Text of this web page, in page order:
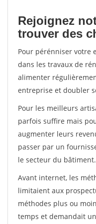
Rejoignez
trouver des
Pour pérénniser votre
dans les travaux de
alimenter
entreprise et doubler
Pour les meilleurs
parfois suffire mais
augmenter leurs
passer par un
le secteur du bâtiment.
Avant internet, les
limitaient aux
méthodes plus ou
temps et demandait